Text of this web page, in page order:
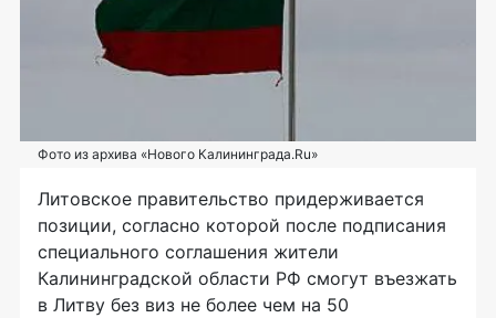
Фото из архива «Нового Калининграда.Ru»
Литовское правительство придерживается
позиции, согласно которой после подписания
специального соглашения жители
Калининградской области РФ смогут въезжать
в Литву без виз не более чем на 50